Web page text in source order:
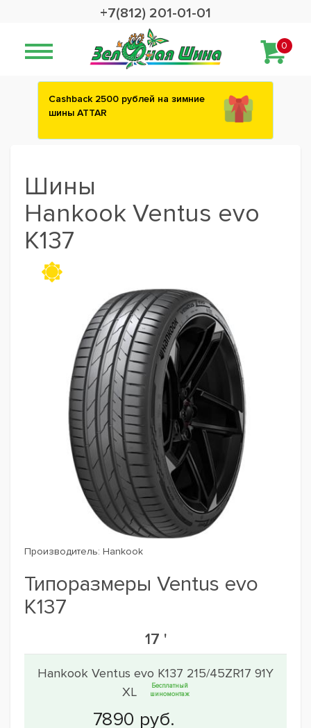
+7(812) 201-01-01
0
Сashback 2500 рублей на зимние
шины ATTAR
Шины
Hankook Ventus evo
K137
Производитель: Hankook
Типоразмеры Ventus evo
K137
17 '
Hankook Ventus evo K137 215/45ZR17 91Y
XL
Бесплатный
шиномонтаж